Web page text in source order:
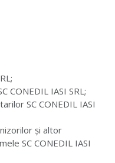
CONEDIL IASI SRL;
SC CONEDIL IASI
și altor
SC CONEDIL IASI